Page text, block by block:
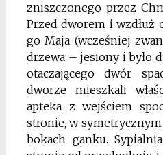
zniszczonego przez
Przed dworem i wzdłuż
go Maja (wcześniej
drzewa – jesiony i było
otaczającego dwór
dworze mieszkali
apteka z wejściem
stronie, w symetrycznym
bokach ganku.